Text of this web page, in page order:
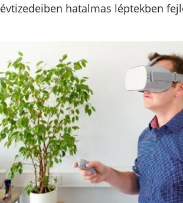
évtizedeiben hatalmas léptekben